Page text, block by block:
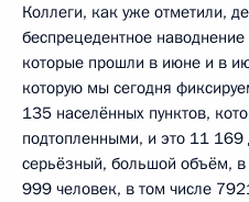
Коллеги, как уже отметили,
беспрецедентное наводнение
которые прошли в июне и в
которую мы сегодня
135 населённых пунктов,
подтопленными, и это 11 169
серьёзный, большой объём,
999 человек, в том числе